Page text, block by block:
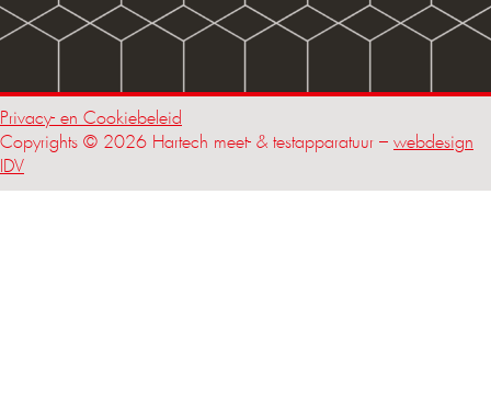
Privacy- en Cookiebeleid
Copyrights © 2026 Hartech meet- & testapparatuur – webdesign
IDV